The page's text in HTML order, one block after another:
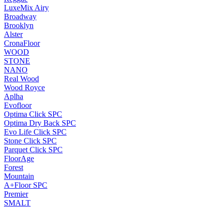
LuxeMix Airy
Broadway
Brooklyn
Alster
CronaFloor
WOOD
STONE
NANO
Real Wood
Wood Royce
Aplha
Evofloor
Optima Click SPC
Optima Dry Back SPC
Evo Life Click SPC
Stone Click SPC
Parquet Click SPC
FloorAge
Forest
Mountain
A+Floor SPC
Premier
SMALT